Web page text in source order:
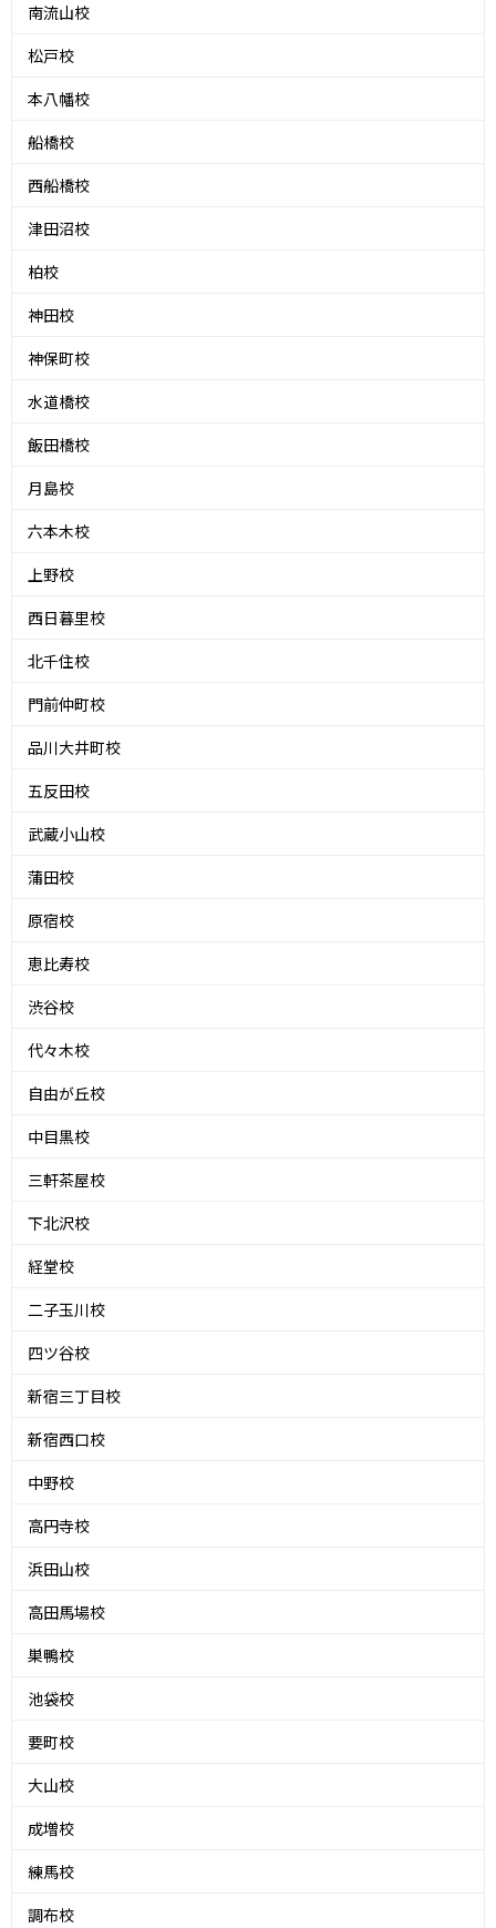
南流山校
松戸校
本八幡校
船橋校
西船橋校
津田沼校
柏校
神田校
神保町校
水道橋校
飯田橋校
月島校
六本木校
上野校
西日暮里校
北千住校
門前仲町校
品川大井町校
五反田校
武蔵小山校
蒲田校
原宿校
恵比寿校
渋谷校
代々木校
自由が丘校
中目黒校
三軒茶屋校
下北沢校
経堂校
二子玉川校
四ツ谷校
新宿三丁目校
新宿西口校
中野校
高円寺校
浜田山校
高田馬場校
巣鴨校
池袋校
要町校
大山校
成増校
練馬校
調布校